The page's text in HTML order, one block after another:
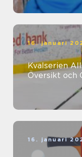
16. januari
Kvalserien
Översikt och
16. januari